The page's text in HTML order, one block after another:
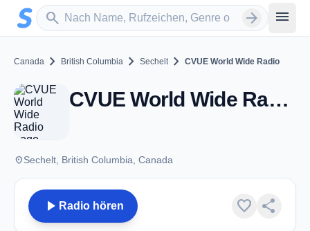
Zum Hauptinhalt springen
search
Sender suchen arrow_forward menu
Canada chevron_right British Columbia chevron_right Sechelt chevron_right CVUE World Wide Radio
CVUE World Wide Radio - Sechelt, BC
placeSechelt, British Columbia, Canada
play_arrow Radio hören favorite share